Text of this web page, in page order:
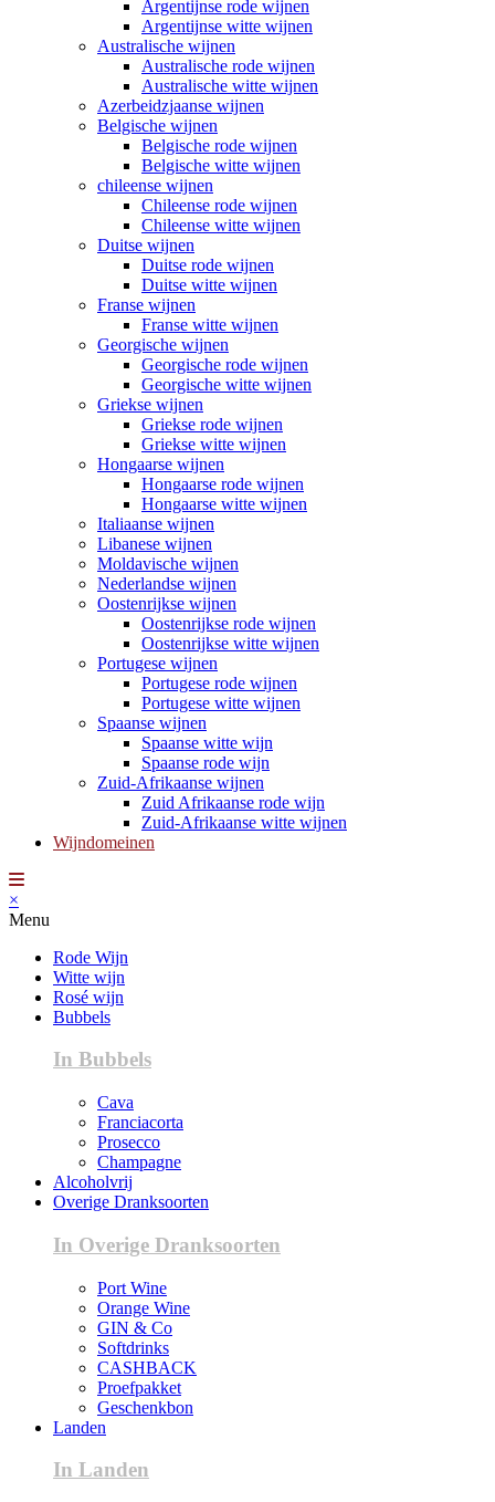
Argentijnse rode wijnen
Argentijnse witte wijnen
Australische wijnen
Australische rode wijnen
Australische witte wijnen
Azerbeidzjaanse wijnen
Belgische wijnen
Belgische rode wijnen
Belgische witte wijnen
chileense wijnen
Chileense rode wijnen
Chileense witte wijnen
Duitse wijnen
Duitse rode wijnen
Duitse witte wijnen
Franse wijnen
Franse witte wijnen
Georgische wijnen
Georgische rode wijnen
Georgische witte wijnen
Griekse wijnen
Griekse rode wijnen
Griekse witte wijnen
Hongaarse wijnen
Hongaarse rode wijnen
Hongaarse witte wijnen
Italiaanse wijnen
Libanese wijnen
Moldavische wijnen
Nederlandse wijnen
Oostenrijkse wijnen
Oostenrijkse rode wijnen
Oostenrijkse witte wijnen
Portugese wijnen
Portugese rode wijnen
Portugese witte wijnen
Spaanse wijnen
Spaanse witte wijn
Spaanse rode wijn
Zuid-Afrikaanse wijnen
Zuid Afrikaanse rode wijn
Zuid-Afrikaanse witte wijnen
Wijndomeinen
×
Menu
Rode Wijn
Witte wijn
Rosé wijn
Bubbels
In Bubbels
Cava
Franciacorta
Prosecco
Champagne
Alcoholvrij
Overige Dranksoorten
In Overige Dranksoorten
Port Wine
Orange Wine
GIN & Co
Softdrinks
CASHBACK
Proefpakket
Geschenkbon
Landen
In Landen